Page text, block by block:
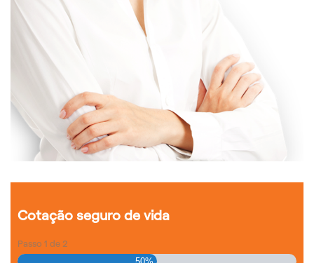
Cotação seguro de vida
Passo 1 de 2